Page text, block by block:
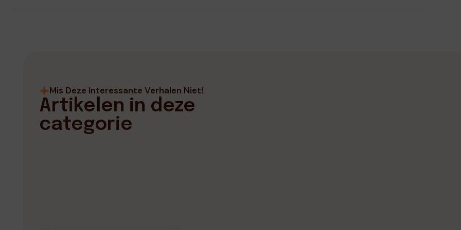
Mis Deze Interessante Verhalen Niet!
Artikelen in deze
categorie